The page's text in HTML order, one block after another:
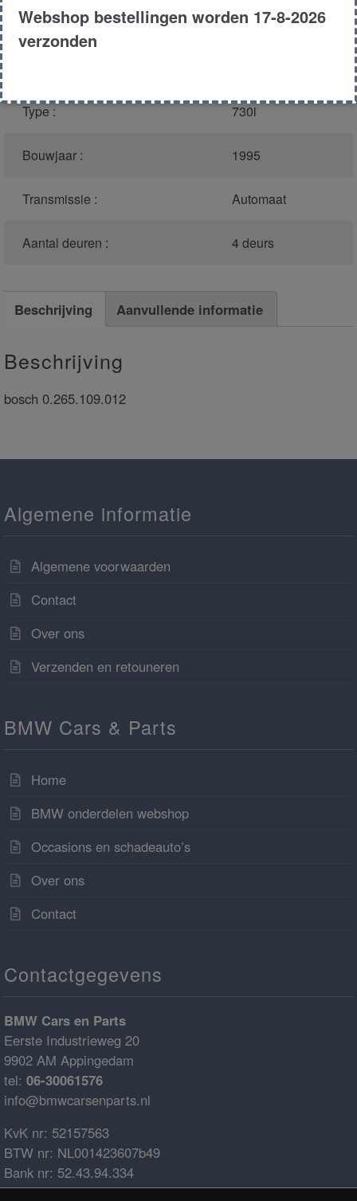
Carroserie : Sedan
Type : 730i
Bouwjaar : 1995
Transmissie : Automaat
Aantal deuren : 4 deurs
Beschrijving Aanvullende informatie
Beschrijving
bosch 0.265.109.012
Algemene informatie
Algemene voorwaarden
Contact
Over ons
Verzenden en retouneren
BMW Cars & Parts
Home
BMW onderdelen webshop
Occasions en schadeauto’s
Over ons
Contact
Contactgegevens
BMW Cars en Parts
Eerste Industrieweg 20
9902 AM Appingedam
tel: 06-30061576
info@bmwcarsenparts.nl
KvK nr: 52157563
BTW nr: NL001423607b49
Bank nr: 52.43.94.334
IBAN: NL68ABNA0524394334
Webshop bestellingen worden 17-8-2026
verzonden